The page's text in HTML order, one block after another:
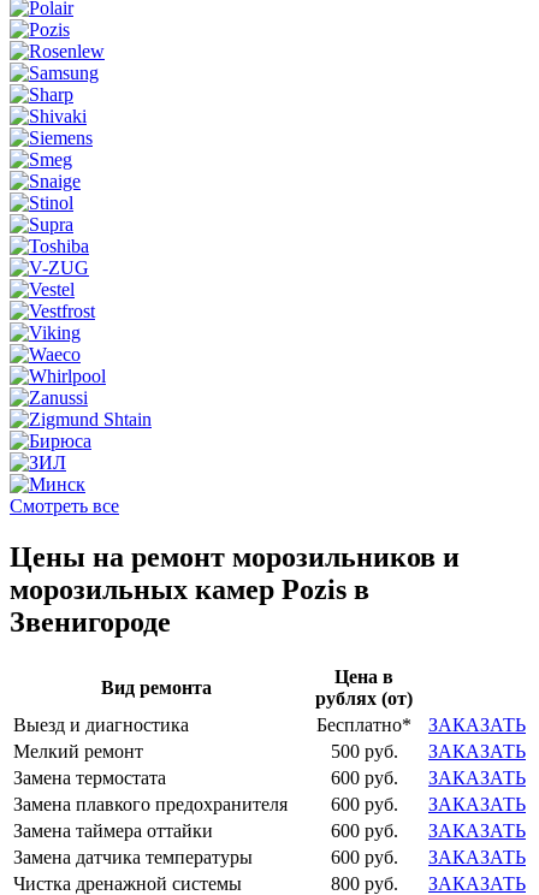
Смотреть все
Цены на ремонт морозильников и
морозильных камер Pozis в
Звенигороде
Вид ремонта
Цена в
рублях (от)
Выезд и диагностика
Бесплатно*
ЗАКАЗАТЬ
Мелкий ремонт
500 руб.
ЗАКАЗАТЬ
Замена термостата
600 руб.
ЗАКАЗАТЬ
Замена плавкого предохранителя
600 руб.
ЗАКАЗАТЬ
Замена таймера оттайки
600 руб.
ЗАКАЗАТЬ
Замена датчика температуры
600 руб.
ЗАКАЗАТЬ
Чистка дренажной системы
800 руб. ЗАКАЗАТЬ